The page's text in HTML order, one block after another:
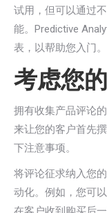
试用，但可以通过
能。Predictive
表，以帮助您入门。
考虑您
拥有收集产品评论
来让您的客户首先
下注意事项。
将评论征求纳入您
动化。例如，您可